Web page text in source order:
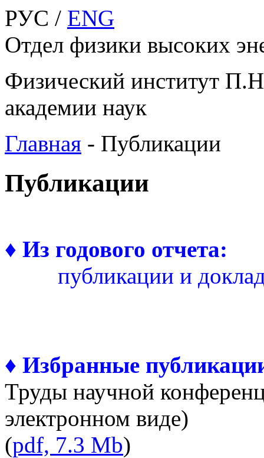
РУС / ENG
Отдел физики высоких
Физический институт
академии наук
Главная - Публикации
Публикации
♦ Из годового отчета:
публикации и
♦ Избранные
Труды научной
электронном виде)
(pdf, 7.3 Mb)